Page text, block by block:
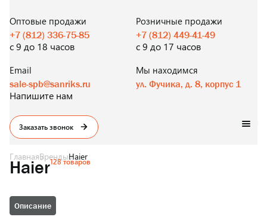
И В РОЗНИЦУ
Оптовые продажи
+7 (812) 336-75-85
с 9 до 18 часов
Розничные продажи
+7 (812) 449-41-49
с 9 до 17 часов
Email
sale-spb@sanriks.ru
Напишите нам
Мы находимся
ул. Фучика, д. 8, корпус 1
Заказать звонок
ГлавнаяБрендыHaier
Haier128 товаров
Описание